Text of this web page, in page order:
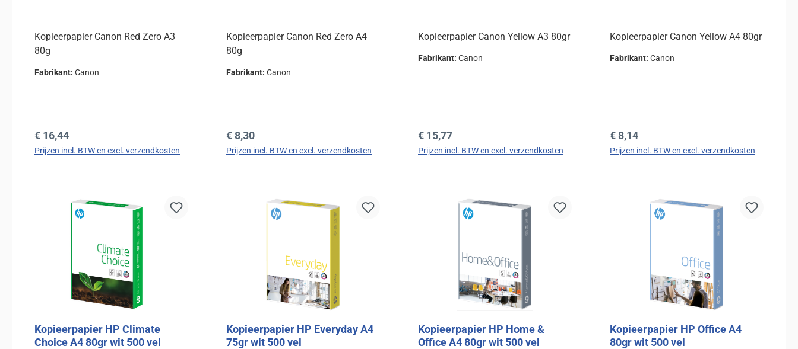
Kopieerpapier Canon Red Zero A3
80g
Fabrikant: Canon
Normale prijs:
€ 16,44
Prijzen incl. BTW en excl. verzendkosten
Kopieerpapier Canon Red Zero A4
80g
Fabrikant: Canon
Normale prijs:
€ 8,30
Prijzen incl. BTW en excl. verzendkosten
Kopieerpapier Canon Yellow A3 80gr
Fabrikant: Canon
Normale prijs:
€ 15,77
Prijzen incl. BTW en excl. verzendkosten
Kopieerpapier Canon Yellow A4 80gr
Fabrikant: Canon
Normale prijs:
€ 8,14
Prijzen incl. BTW en excl. verzendkosten
Kopieerpapier HP Climate
Choice A4 80gr wit 500 vel
Kopieerpapier HP Everyday A4
75gr wit 500 vel
Kopieerpapier HP Home &
Office A4 80gr wit 500 vel
Kopieerpapier HP Office A4
80gr wit 500 vel